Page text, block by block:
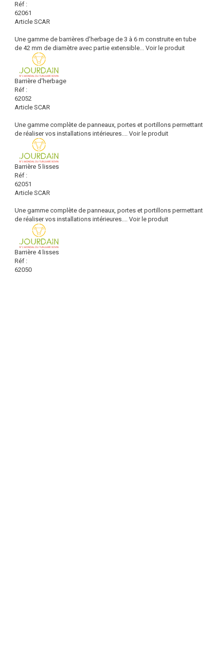
Réf :
62061
Article SCAR
Une gamme de barrières d'herbage de 3 à 6 m construite en tube
de 42 mm de diamètre avec partie extensible... Voir le produit
Barrière d'herbage
Réf :
62052
Article SCAR
Une gamme complète de panneaux, portes et portillons permettant
de réaliser vos installations intérieures.... Voir le produit
Barrière 5 lisses
Réf :
62051
Article SCAR
Une gamme complète de panneaux, portes et portillons permettant
de réaliser vos installations intérieures.... Voir le produit
Barrière 4 lisses
Réf :
62050